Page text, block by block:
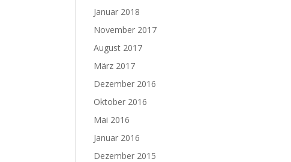
Januar 2018
November 2017
August 2017
März 2017
Dezember 2016
Oktober 2016
Mai 2016
Januar 2016
Dezember 2015